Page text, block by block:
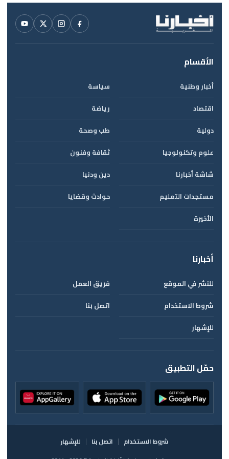
الأقسام
أخبار وطنية
سياسة
اقتصاد
رياضة
دولية
طب وصحة
علوم وتكنولوجيا
ثقافة وفنون
شاشة أخبارنا
دين ودنيا
مستجدات التعليم
حوادث وقضايا
الأخيرة
أخبارنا
للنشر في الموقع
فريق العمل
شروط الاستخدام
اتصل بنا
للإشهار
حمّل التطبيق
شروط الاستخدام اتصل بنا
للإشهار